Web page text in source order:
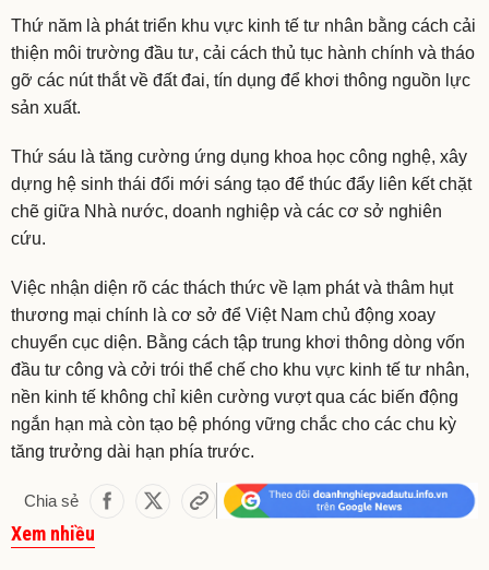
Thứ năm là phát triển khu vực kinh tế tư nhân bằng cách cải
thiện môi trường đầu tư, cải cách thủ tục hành chính và tháo
gỡ các nút thắt về đất đai, tín dụng để khơi thông nguồn lực
sản xuất.
Thứ sáu là tăng cường ứng dụng khoa học công nghệ, xây
dựng hệ sinh thái đổi mới sáng tạo để thúc đẩy liên kết chặt
chẽ giữa Nhà nước, doanh nghiệp và các cơ sở nghiên
cứu.
Việc nhận diện rõ các thách thức về lạm phát và thâm hụt
thương mại chính là cơ sở để Việt Nam chủ động xoay
chuyển cục diện. Bằng cách tập trung khơi thông dòng vốn
đầu tư công và cởi trói thể chế cho khu vực kinh tế tư nhân,
nền kinh tế không chỉ kiên cường vượt qua các biến động
ngắn hạn mà còn tạo bệ phóng vững chắc cho các chu kỳ
tăng trưởng dài hạn phía trước.
Chia sẻ
Xem nhiều